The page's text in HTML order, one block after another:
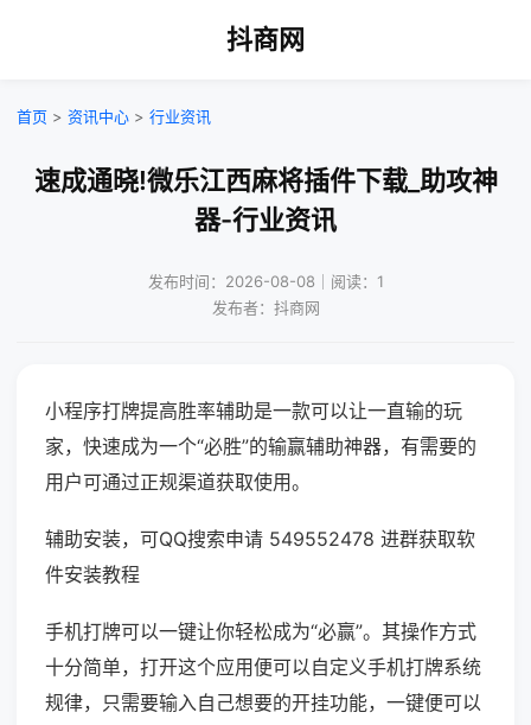
抖商网
首页 > 资讯中心 > 行业资讯
速成通晓!微乐江西麻将插件下载_助攻神
器-行业资讯
发布时间：2026-08-08｜阅读：1
发布者：抖商网
小程序打牌提高胜率辅助是一款可以让一直输的玩
家，快速成为一个“必胜”的输赢辅助神器，有需要的
用户可通过正规渠道获取使用。
辅助安装，可QQ搜索申请 549552478 进群获取软
件安装教程
手机打牌可以一键让你轻松成为“必赢”。其操作方式
十分简单，打开这个应用便可以自定义手机打牌系统
规律，只需要输入自己想要的开挂功能，一键便可以